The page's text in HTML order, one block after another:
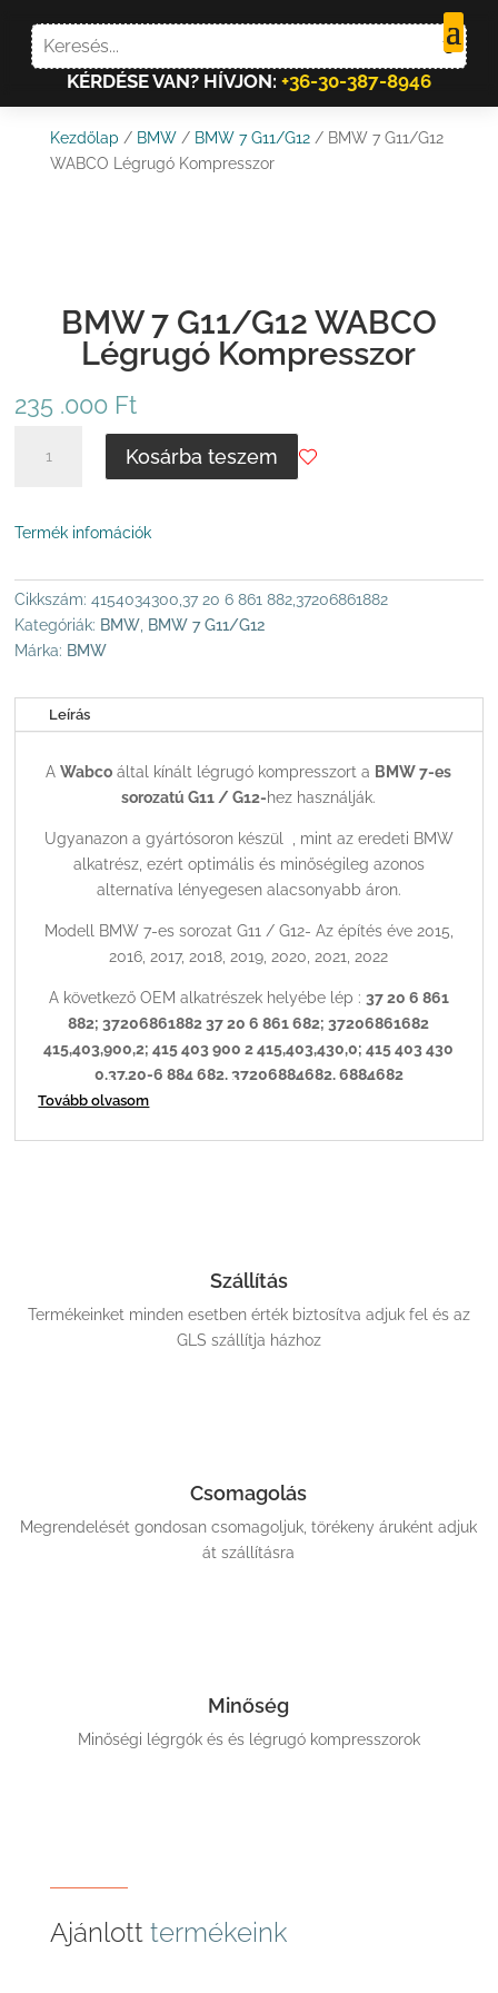
KÉRDÉSE VAN? HÍVJON: +36-30-387-8946
Kezdőlap / BMW/ BMW 7 G11/G12/ BMW 7 G11/G12
WABCO Légrugó Kompresszor
BMW 7 G11/G12 WABCO
Légrugó Kompresszor
235 .000 Ft
LÉGRUGÓ
MENNYISÉG
Kosárba teszem
Termék infomációk
Cikkszám:4154034300,37 20 6 861 882,37206861882
Kategóriák: BMW BMW 7 G11/G12
Márka: BMW
Leírás
AWabco által kínált légrugó kompresszort a BMW 7-es
sorozatú G11 / G12-hez használják.
Ugyanazon a gyártósoron készül , mint az eredeti BMW
alkatrész, ezért optimális és minőségileg azonos
alternatíva lényegesen alacsonyabb áron.
Modell BMW 7-es sorozat G11 / G12- Az építés éve 2015,
2016, 2017, 2018, 2019, 2020, 2021, 2022
A következő OEM alkatrészek helyébe lép : 37 20 6 861
882; 37206861882 37 20 6 861 682; 37206861682
415,403,900,2; 415 403 900 2 415,403,430,0; 415 403 430
0,37.20-6 884 682, 37206884682, 6884682
Tovább olvasom
Szállítás
Termékeinket minden esetben érték biztosítva adjuk fel és az
GLS szállítja házhoz
Csomagolás
Megrendelését gondosan csomagoljuk, törékeny áruként adjuk
át szállításra
Minőség
Minőségi légrgók és és légrugó kompresszorok
Ajánlott termékeink